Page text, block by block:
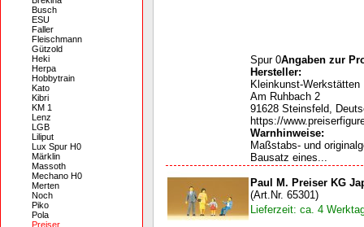
Busch
ESU
Faller
Fleischmann
Gützold
Heki
Herpa
Hobbytrain
Kato
Kibri
KM 1
Lenz
LGB
Liliput
Lux Spur H0
Märklin
Massoth
Mechano H0
Merten
Noch
Piko
Pola
Preiser
Spur 0Angaben zur
Hersteller:
Kleinkunst-
Am Ruhbach 2
91628 Steinsfeld,
https://
Warnhinweise:
Maßstabs- und
Bausatz eines...
Paul M. Preiser KG
(Art.Nr. 65301)
Lieferzeit: ca. 4